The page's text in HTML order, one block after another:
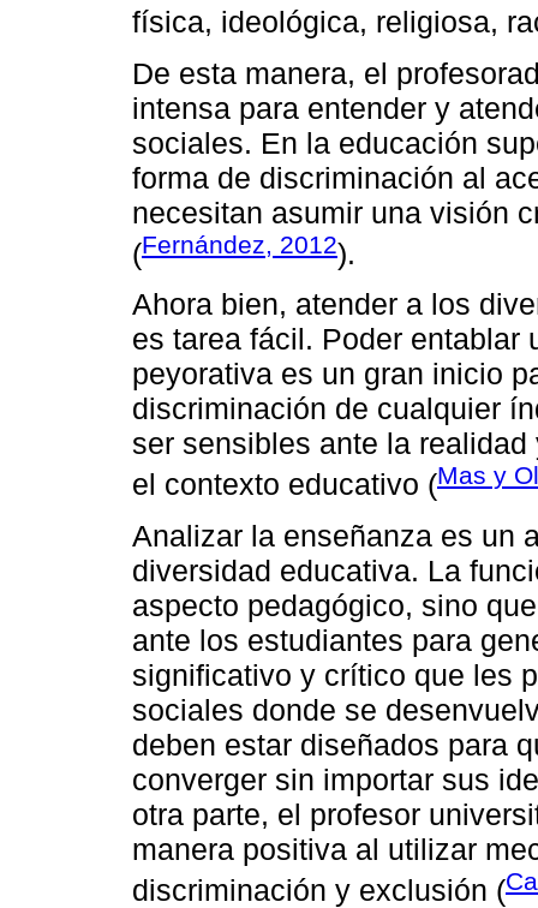
física, ideológica, religiosa,
De esta manera, el
intensa para entender y
sociales. En la educación
forma de discriminación al
necesitan asumir una visión
(Fernández, 2012).
Ahora bien, atender a los
es tarea fácil. Poder entablar
peyorativa es un gran inicio
discriminación de cualquier
ser sensibles ante la
el contexto educativo (Mas y
Analizar la enseñanza es un
diversidad educativa. La
aspecto pedagógico, sino
ante los estudiantes para
significativo y crítico que les
sociales donde se
deben estar diseñados para
converger sin importar sus
otra parte, el profesor
manera positiva al utilizar
discriminación y exclusión (